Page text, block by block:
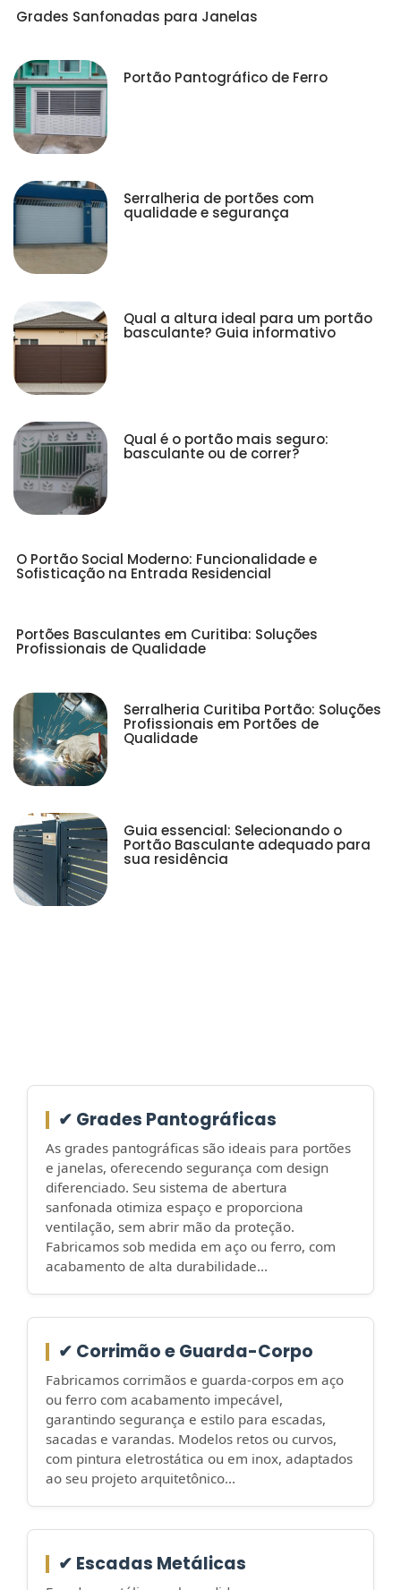
Grades Sanfonadas para Janelas
Portão Pantográfico de Ferro
Serralheria de portões com
qualidade e segurança
Qual a altura ideal para um portão
basculante? Guia informativo
Qual é o portão mais seguro:
basculante ou de correr?
O Portão Social Moderno: Funcionalidade e
Sofisticação na Entrada Residencial
Portões Basculantes em Curitiba: Soluções
Profissionais de Qualidade
Serralheria Curitiba Portão: Soluções
Profissionais em Portões de
Qualidade
Guia essencial: Selecionando o
Portão Basculante adequado para
sua residência
✔ Grades Pantográficas
As grades pantográficas são ideais para portões
e janelas, oferecendo segurança com design
diferenciado. Seu sistema de abertura
sanfonada otimiza espaço e proporciona
ventilação, sem abrir mão da proteção.
Fabricamos sob medida em aço ou ferro, com
acabamento de alta durabilidade...
✔ Corrimão e Guarda-Corpo
Fabricamos corrimãos e guarda-corpos em aço
ou ferro com acabamento impecável,
garantindo segurança e estilo para escadas,
sacadas e varandas. Modelos retos ou curvos,
com pintura eletrostática ou em inox, adaptados
ao seu projeto arquitetônico...
✔ Escadas Metálicas